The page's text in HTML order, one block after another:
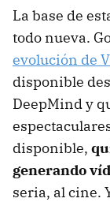
La base de
todo nueva.
evolución de
disponible
DeepMind y
disponible,
generando
seria, al cine.